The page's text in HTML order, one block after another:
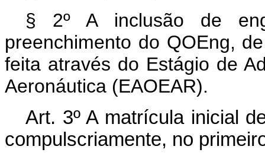
§ 2º A inclusão de
preenchimento do QOEng,
feita através do Estágio de
Aeronáutica (EAOEAR).
Art. 3º A matrícula inicial
compulscriamente, no